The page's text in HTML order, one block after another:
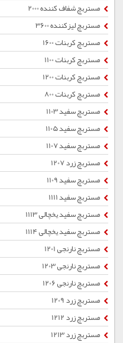
مستربچ شفاف کننده 2000
مستربچ لیزکننده 3600
مستربچ کربنات 1600
مستربچ کربنات 1100
مستربچ کربنات 1200
مستربچ کربنات 800
مستربچ سفید 1103
مستربچ سفید 1105
مستربچ سفید 1107
مستربچ زرد 1207
مستربچ سفید 1109
مستربچ سفید 1111
مستربچ سفید یخچالی 1113
مستربچ سفید یخچالی 1114
مستربچ نارنجی 1201
مستربچ نارنجی 1203
مستربچ نارنجی 1206
مستربچ زرد 1209
مستربچ زرد 1212
مستربچ زرد 1213